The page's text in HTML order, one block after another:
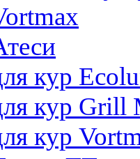
кур
кур Grill
кур